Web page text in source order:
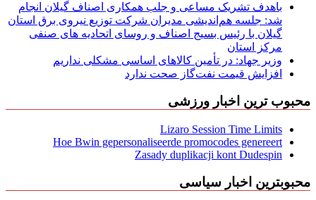
باهدف تشریک مساعی و جلب همکاری اصناف گیلان انجام
شد: جلسه هم‌اندیشی مدیران شركت توزیع نیروی برق استان
گیلان با رئیس بسیج اصناف و روسای اتحادیه های صنفی
مركز استان
وزیر جهاد: در تأمین کالاهای اساسی مشکلی نداریم
افزایش قیمت نفت‌گاز صحت ندارد
محبوب ترین اخبار ورزشی
Lizaro Session Time Limits
Hoe Bwin gepersonaliseerde promocodes genereert
Zasady duplikacji kont Dudespin
محبوبترین اخبار سیاسی